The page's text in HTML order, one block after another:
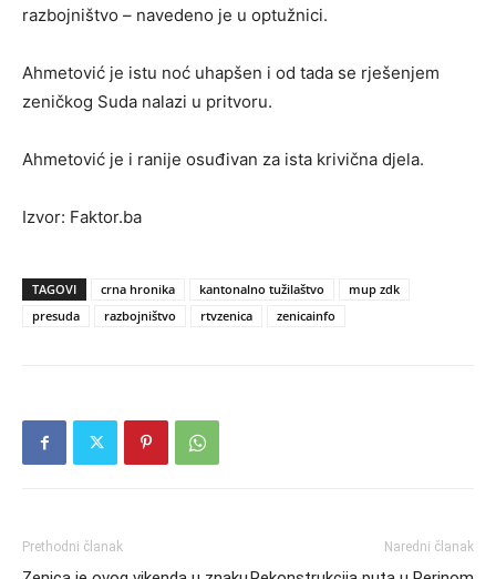
razbojništvo – navedeno je u optužnici.
Ahmetović je istu noć uhapšen i od tada se rješenjem
zeničkog Suda nalazi u pritvoru.
Ahmetović je i ranije osuđivan za ista krivična djela.
Izvor: Faktor.ba
TAGOVI crna hronika kantonalno tužilaštvo
mup zdk
presuda
razbojništvo rtvzenica zenicainfo
Prethodni članak Naredni članak